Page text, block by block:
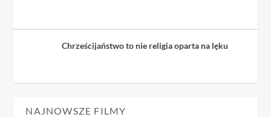
Chrześcijaństwo to nie religia oparta na lęku
NAJNOWSZE FILMY